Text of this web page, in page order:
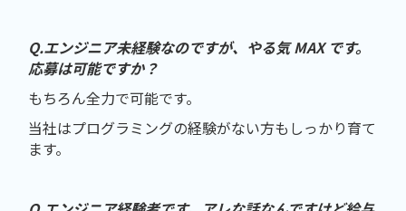
Q.エンジニア未経験なのですが、やる気 MAX です。
応募は可能ですか？
もちろん全力で可能です。
当社はプログラミングの経験がない方もしっかり育て
ます。